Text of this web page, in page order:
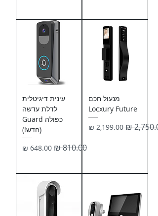
מנעול חכם
Locxury Future
רגיל
מחיר מבצע
עינית דיגיטלית
לדלת עדשה
כפולה Guard
(חדש!)
מחיר רגיל
מחיר מבצע